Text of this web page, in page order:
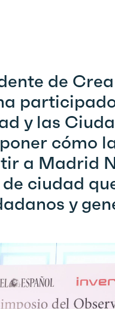
de
y las
cómo
a Madrid
ciudad
y